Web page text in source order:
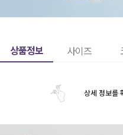
상품정보 사이즈
상세 정보를